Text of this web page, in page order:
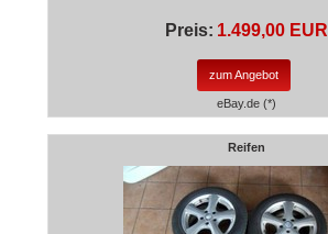
Preis: 1.499,00 EUR
zum Angebot
eBay.de (*)
Reifen